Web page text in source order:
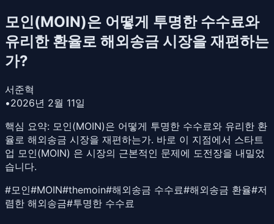
모인(MOIN)은 어떻게 투명한 수수료와
유리한 환율로 해외송금 시장을 재편하는
가?
서준혁
•2026년 2월 11일
핵심 요약: 모인(MOIN)은 어떻게 투명한 수수료와 유리한 환
율로 해외송금 시장을 재편하는가. 바로 이 지점에서 스타트
업 모인(MOIN) 은 시장의 근본적인 문제에 도전장을 내밀었
습니다.
#모인#MOIN#themoin#해외송금 수수료#해외송금 환율#저
렴한 해외송금#투명한 수수료